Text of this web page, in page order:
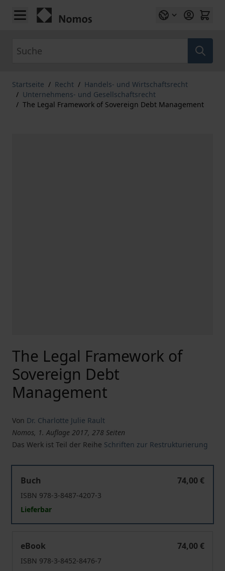
Zum Inhalt springen
Startseite / Recht / Handels- und Wirtschaftsrecht
/ Unternehmens- und Gesellschaftsrecht
/ The Legal Framework of Sovereign Debt Management
The Legal Framework of
Sovereign Debt
Management
Von Dr. Charlotte Julie Rault
Nomos, 1. Auflage 2017, 278 Seiten
Das Werk ist Teil der Reihe Schriften zur Restrukturierung
Buch
74,00 €
ISBN 978-3-8487-4207-3
Lieferbar
eBook
74,00 €
ISBN 978-3-8452-8476-7